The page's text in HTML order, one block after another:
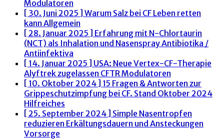
Modulatoren
[ 30. Juni 2025 ] Warum Salz bei CF Leben retten
kann Allgemein
[ 28. Januar 2025 ] Erfahrung mit N-Chlortaurin
(NCT) als Inhalation und NasensprayAntibiotika /
Antiinfektiva
[ 14. Januar 2025 ] USA: Neue Vertex-CF-Therapie
Alyftrek zugelassen CFTR Modulatoren
[ 10. Oktober 2024 ] 15 Fragen & Antworten zur
Grippeschutzimpfung bei CF. Stand Oktober 2024
Hilfreiches
[ 25. September 2024 ] Simple Nasentropfen
reduzieren Erkältungsdauern und Ansteckungen
Vorsorge